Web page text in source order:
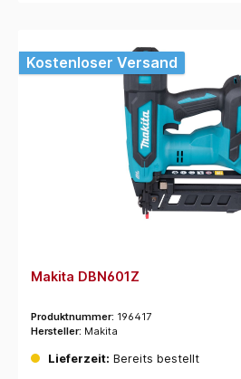
Kostenloser Versand
Makita DBN601Z
Produktnummer: 196417
Hersteller: Makita
Lieferzeit: Bereits bestellt